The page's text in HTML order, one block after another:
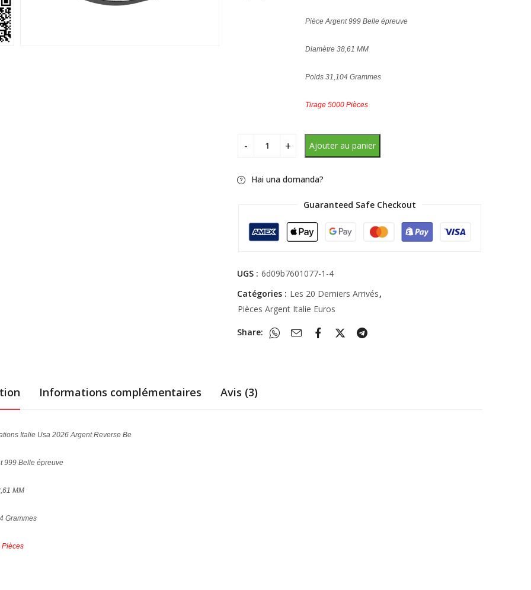
Pièce Argent 999 Belle épreuve
Diamètre 38,61 MM
Poids 31,104 Grammes
Tirage 5000 Pièces
Ajouter au panier
Hai una domanda?
Guaranteed Safe Checkout
UGS : 6d09b7601077-1-4
Catégories : Les 20 Derniers Arrivés,
Pièces Argent Italie Euros
Share:
Informations complémentaires Avis (3)
Italie Usa 2026 Argent Reverse Be
999 Belle épreuve
MM
Grammes
Pièces